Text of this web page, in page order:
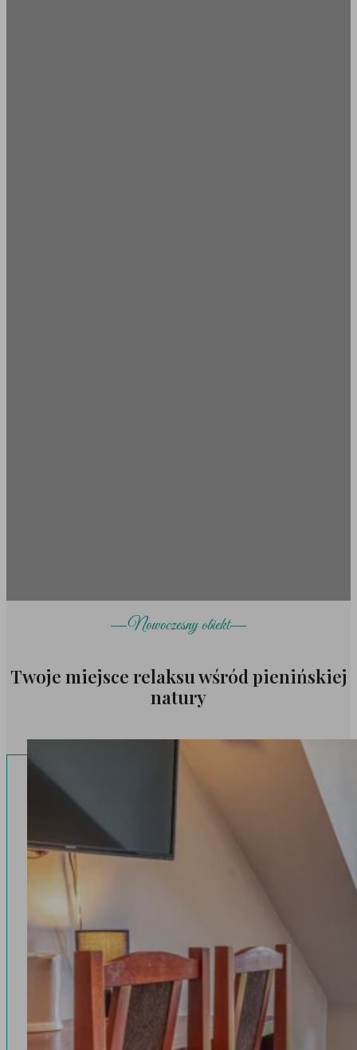
Twoje miejsce relaksu wśród pienińskiej
natury
Nowoczesny obiekt